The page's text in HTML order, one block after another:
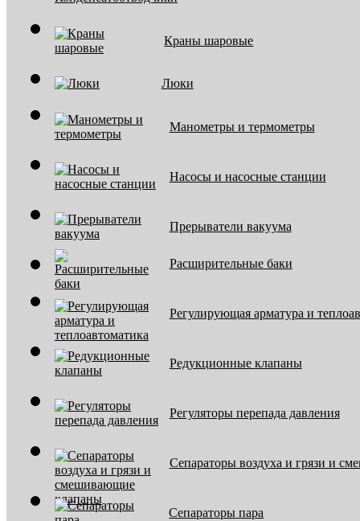
Краны шаровые
Люки
Манометры и термометры
Насосы и насосные станции
Прерыватели вакуума
Расширительные баки
Регулирующая арматура и
Редукционные клапаны
Регуляторы перепада давления
Сепараторы воздуха и грязи и
Сепараторы пара